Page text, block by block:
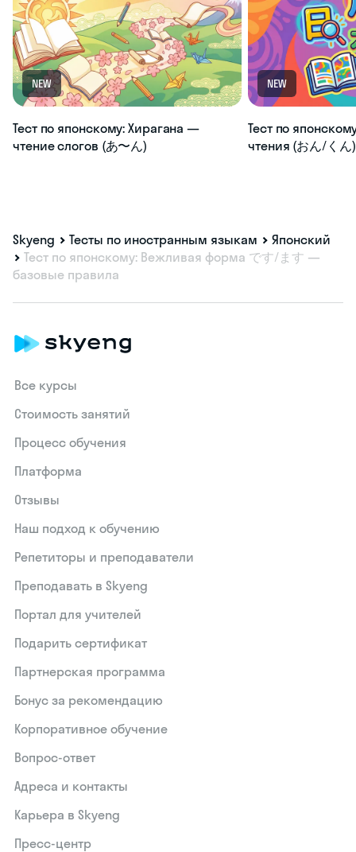
NEW
Тест по японскому: Хирагана —
чтение слогов (あ〜ん)
NEW
Тест по
чтения (おん/く
Skyeng Тесты по иностранным языкам
Японский
Тест по японскому: Вежливая форма です/ます —
базовые правила
Все курсы
Стоимость занятий
Процесс обучения
Платформа
Отзывы
Наш подход к обучению
Репетиторы и преподаватели
Преподавать в Skyeng
Портал для учителей
Подарить сертификат
Партнерская программа
Бонус за рекомендацию
Корпоративное обучение
Вопрос-ответ
Адреса и контакты
Карьера в Skyeng
Пресс-центр